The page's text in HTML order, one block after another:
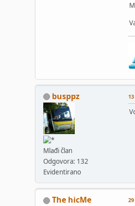
busppz
Mlađi član
Odgovora: 132
Evidentirano
The hicMe